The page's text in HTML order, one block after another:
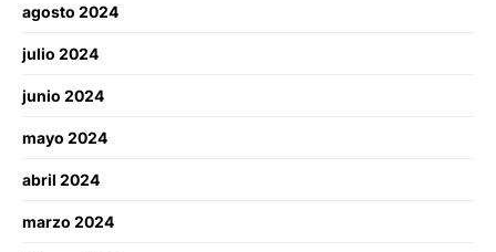
agosto 2024
julio 2024
junio 2024
mayo 2024
abril 2024
marzo 2024